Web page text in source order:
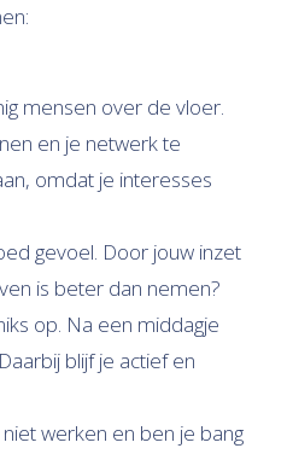
mensen over de vloer.
en je netwerk te
omdat je interesses
gevoel. Door jouw inzet
is beter dan nemen?
op. Na een middagje
blijf je actief en
werken en ben je bang